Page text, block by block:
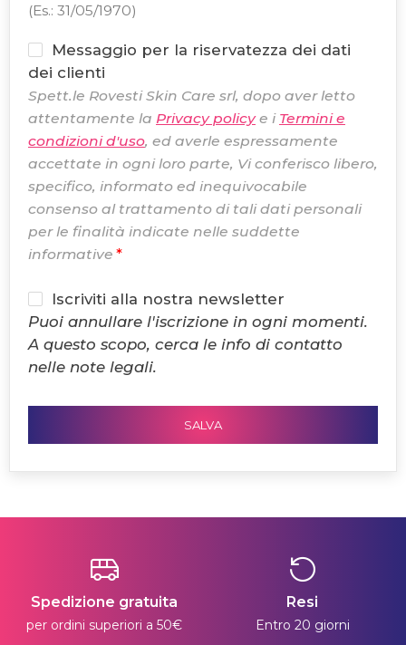
(Es.: 31/05/1970)
Messaggio per la riservatezza dei dati
dei clienti
Spett.le Rovesti Skin Care srl, dopo aver letto
attentamente la Privacy policye i Termini e
condizioni d'uso, ed averle espressamente
accettate in ogni loro parte, Vi conferisco libero,
specifico, informato ed inequivocabile
consenso al trattamento di tali dati personali
per le finalità indicate nelle suddette
informative
Iscriviti alla nostra newsletter
Puoi annullare l'iscrizione in ogni momenti.
A questo scopo, cerca le info di contatto
nelle note legali.
SALVA
Spedizione gratuita
per ordini superiori a 50€
Resi
Entro 20 giorni